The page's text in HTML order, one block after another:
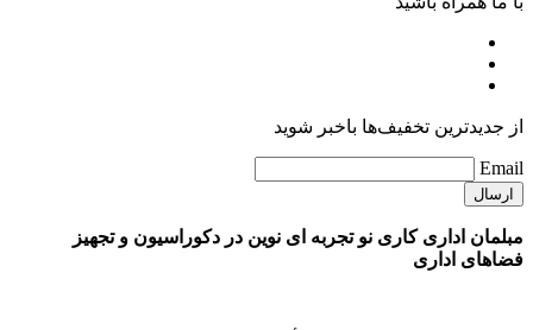
از جدیدترین تخفیف‌ها باخبر شوید
Email
مبلمان اداری کاری نو تجربه ای نوین در دکوراسیون و تجهیز
فضاهای اداری